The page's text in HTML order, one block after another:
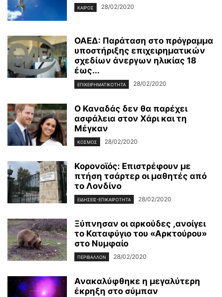
ΚΑΙΡΌΣ 28/02/2020
ΟΑΕΔ: Παράταση στο πρόγραμμα
υποστήριξης επιχειρηματικών
σχεδίων άνεργων ηλικίας 18
έως...
ΕΠΙΧΕΙΡΗΜΑΤΙΚΌΤΗΤΑ 28/02/2020
Ο Καναδάς δεν θα παρέχει
ασφάλεια στον Χάρι και τη
Μέγκαν
ΚΌΣΜΟΣ 28/02/2020
Κορονοϊός: Επιστρέφουν με
πτήση τσάρτερ οι μαθητές από
το Λονδίνο
ΕΙΔΉΣΕΙΣ-ΕΠΙΚΑΙΡΌΤΗΤΑ 28/02/2020
Ξύπνησαν οι αρκούδες ,ανοίγει
το Καταφύγιο του «Αρκτούρου»
στο Νυμφαίο
ΠΕΡΙΒΆΛΛΟΝ 28/02/2020
Ανακαλύφθηκε η μεγαλύτερη
έκρηξη στο σύμπαν